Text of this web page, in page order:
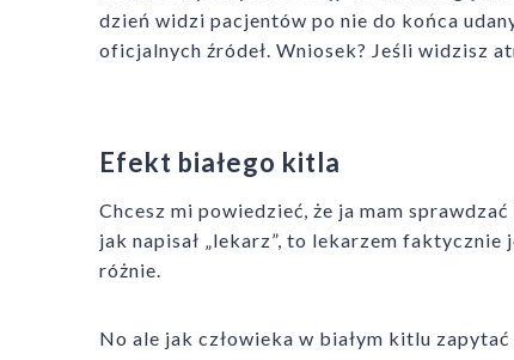
dzień widzi pacjentów po nie do końca
oficjalnych źródeł. Wniosek? Jeśli widzisz
Efekt białego kitla
Chcesz mi powiedzieć, że ja mam
jak napisał „lekarz”, to lekarzem
różnie.
No ale jak człowieka w białym kitlu